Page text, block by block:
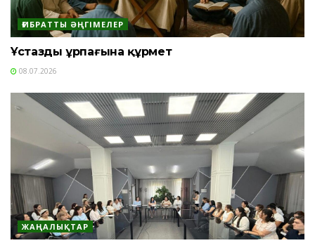
ҒИБРАТТЫ ӘҢГІМЕЛЕР
Ұстаздың ұрпағына құрмет
08.07.2026
ЖАҢАЛЫҚТАР